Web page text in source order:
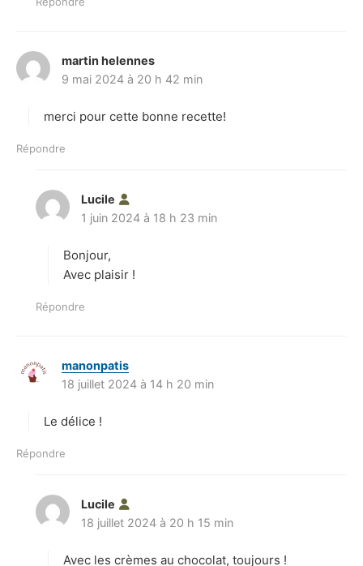
martin helennes
i
9 mai 2024 à 20 h 42 min
merci pour cette bonne recette!
Répondre
Lucile
i
:
1 juin 2024 à 18 h 23 min
Bonjour,
Avec plaisir !
Répondre
manonpatis
i
18 juillet 2024 à 14 h 20 min
Le délice !
Répondre
Lucile
i
18 juillet 2024 à 20 h 15 min
Avec les crèmes au chocolat, toujours !